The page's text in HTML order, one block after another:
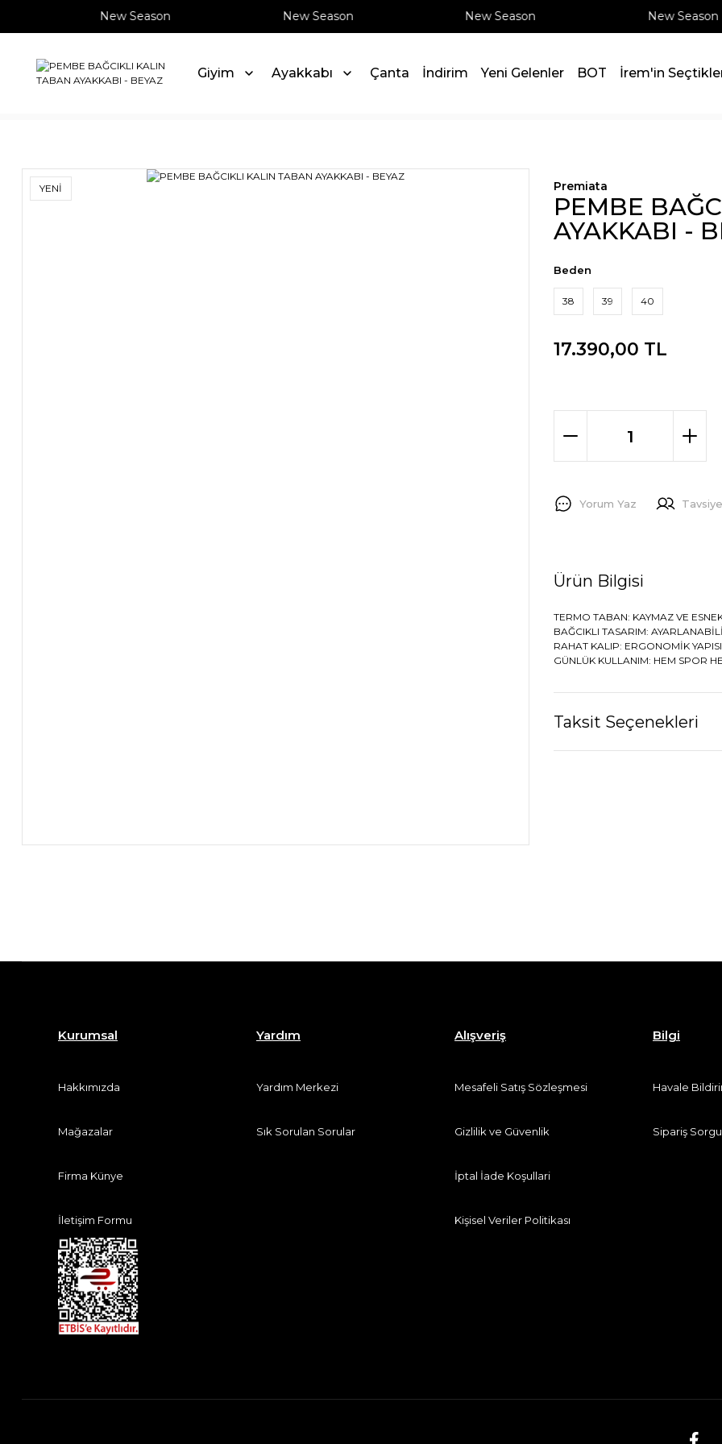
New Season New Season New Season New Season
Giyim Ayakkabı Çanta İndirim Yeni Gelenler BOT İrem'in
YENİ Premiata
PEMBE
AYAKKABI -
Beden
38 39 40
17.390,00 TL
Yorum Yaz
Ürün Bilgisi
TERMO TABAN: KAYMAZ VE
BAĞCIKLI TASARIM:
RAHAT KALIP: ERGONOMİK
GÜNLÜK KULLANIM: HEM SPOR
Taksit Seçenekleri
Kurumsal
Hakkımızda
Mağazalar
Firma Künye
İletişim Formu
Yardım
Yardım Merkezi
Sık Sorulan Sorular
Alışveriş
Mesafeli Satış Sözleşmesi
Gizlilik ve Güvenlik
İptal İade Koşullari
Kişisel Veriler Politikası
Bilgi
Havale
Sipariş